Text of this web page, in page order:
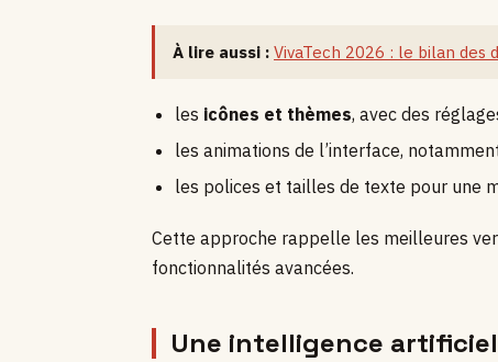
À lire aussi : VivaTech 2026 : le bilan des
les icônes et thèmes, avec des
les animations de l’interface,
les polices et tailles de texte pour une
Cette approche rappelle les meilleures
fonctionnalités avancées.
Une intelligence